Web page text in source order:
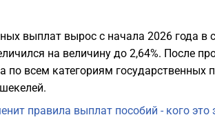
выплат вырос с начала 2026 года в
на величину до 2,64%. После
по всем категориям государственных
правила выплат пособий - кого это